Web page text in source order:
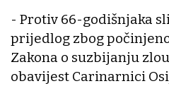
- Protiv 66-godišnjaka
prijedlog zbog
Zakona o suzbijanju
obavijest Carinarnici